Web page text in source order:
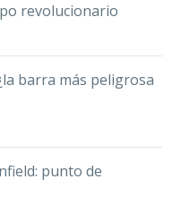
revolucionario
barra más peligrosa
punto de